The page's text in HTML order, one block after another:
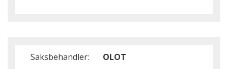
Saksbehandler: OLOT